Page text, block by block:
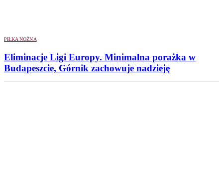
PIŁKA NOŻNA
Eliminacje Ligi Europy. Minimalna porażka w
Budapeszcie, Górnik zachowuje nadzieję